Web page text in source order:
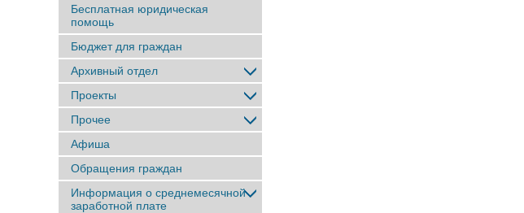
Бесплатная юридическая
помощь
Бюджет для граждан
Архивный отдел
Проекты
Прочее
Афиша
Обращения граждан
Информация о среднемесячной
заработной плате